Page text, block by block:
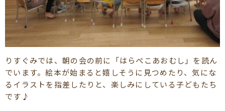
りすぐみでは、朝の会の前に「はらぺこあおむし」を読ん
でいます。絵本が始まると嬉しそうに見つめたり、気にな
るイラストを指差したりと、楽しみにしている子どもたち
です♪